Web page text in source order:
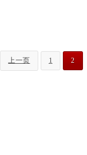
上一页 1 2